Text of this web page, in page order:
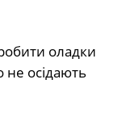
оладки
осідають